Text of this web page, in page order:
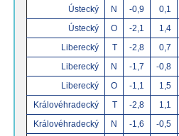
Ústecký
N -0,9 0,1
Ústecký
O -2,1 1,4
Liberecký
T -2,8 0,7
Liberecký
N -1,7 -0,8
Liberecký
O -1,1 1,5
Královéhradecký
T -2,8 1,1
Královéhradecký
N -1,6 -0,5